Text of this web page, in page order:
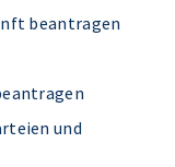
beantragen
und